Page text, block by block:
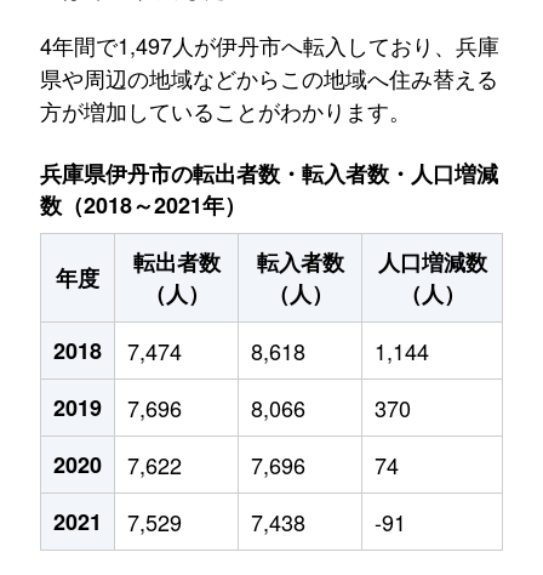
4年間で1,497人が伊丹市へ転入しており、兵庫
県や周辺の地域などからこの地域へ住み替える
方が増加していることがわかります。
兵庫県伊丹市の転出者数・転入者数・人口増減
数（2018～2021年）
年度
転出者数
（人）
転入者数
（人）
人口増減数
（人）
2018
7,474 8,618
1,144
2019
7,696 8,066
370
2020
7,622 7,696
74
2021
7,529 7,438 -91